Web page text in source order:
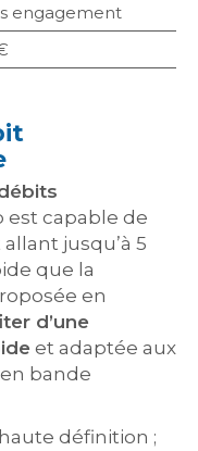
engagement
est capable de
jusqu’à 5
que la
en
d’une
et adaptée aux
bande
définition ;